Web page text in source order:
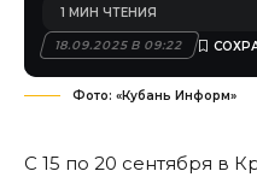
18.09.2025 В 09:22
1 МИН ЧТЕНИЯ
Фото: «Кубань Информ»
С 15 по 20 сентября в